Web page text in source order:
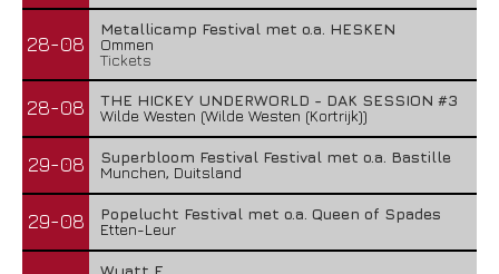
28-08
Metallicamp Festival met o.a. HESKEN
Ommen
Tickets
28-08
THE HICKEY UNDERWORLD - DAK SESSION #3
Wilde Westen (Wilde Westen (Kortrijk))
29-08
Superbloom Festival Festival met o.a. Bastille
Munchen, Duitsland
29-08
Popelucht Festival met o.a. Queen of Spades
Etten-Leur
Wyatt E.